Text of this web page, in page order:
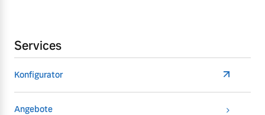
Services
Konfigurator
Angebote